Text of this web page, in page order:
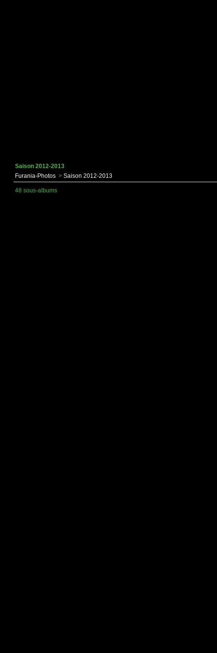
Saison 2012-2013
Furania-Photos > Saison 2012-2013
48 sous-albums